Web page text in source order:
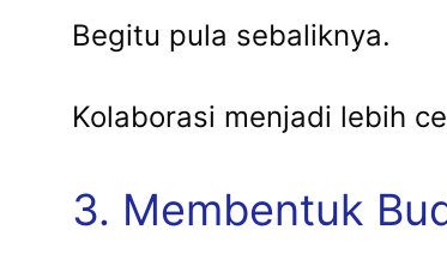
Begitu pula sebaliknya.
Kolaborasi menjadi lebih
3. Membentuk